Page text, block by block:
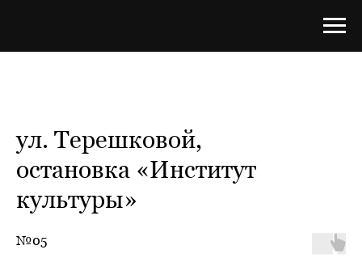
ул. Терешковой,
остановка «Институт
культуры»
№05